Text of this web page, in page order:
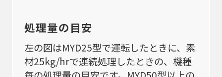
処理量の目安
左の図はMYD25型で運転したときに、素
材25kg/hrで連続処理したときの、機種